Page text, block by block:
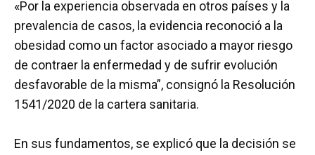
k
p
«Por la experiencia observada en otros países y la
prevalencia de casos, la evidencia reconoció a la
obesidad como un factor asociado a mayor riesgo
de contraer la enfermedad y de sufrir evolución
desfavorable de la misma”, consignó la Resolución
1541/2020 de la cartera sanitaria.
En sus fundamentos, se explicó que la decisión se